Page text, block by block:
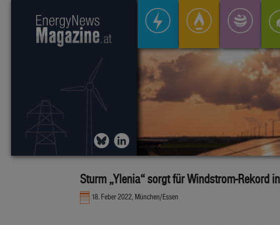
Sturm „Ylenia“ sorgt für Windstrom-Rekord
18. Feber 2022, München/Essen